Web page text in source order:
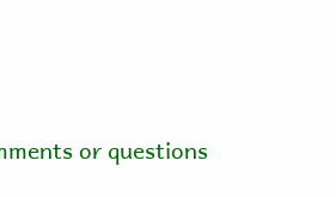
or questions